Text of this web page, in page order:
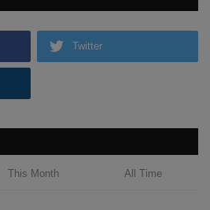
Twitter
This Month All Time